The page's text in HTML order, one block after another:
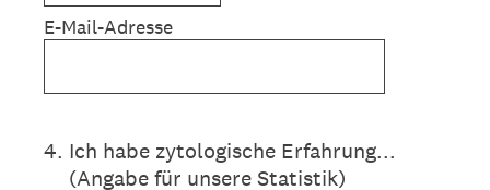
E-Mail-Adresse
4. Ich habe zytologische Erfahrung...
(Angabe für unsere Statistik)